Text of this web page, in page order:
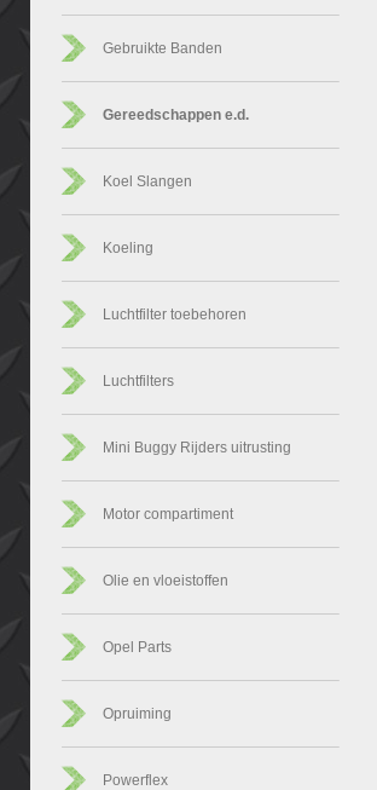
Gebruikte Banden
Gereedschappen e.d.
Koel Slangen
Koeling
Luchtfilter toebehoren
Luchtfilters
Mini Buggy Rijders uitrusting
Motor compartiment
Olie en vloeistoffen
Opel Parts
Opruiming
Powerflex